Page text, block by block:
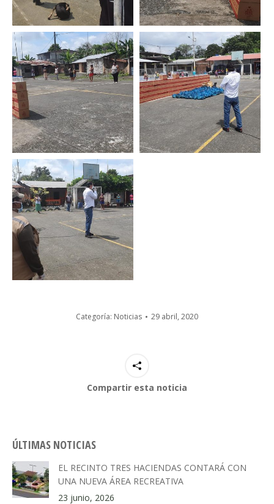
Categoría: Noticias 29 abril, 2020
Compartir esta noticia
ÚLTIMAS NOTICIAS
EL RECINTO TRES HACIENDAS CONTARÁ CON
UNA NUEVA ÁREA RECREATIVA
23 junio, 2026